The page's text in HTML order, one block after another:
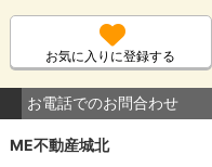
お気に入りに登録する
お電話でのお問合わせ
ME不動産城北